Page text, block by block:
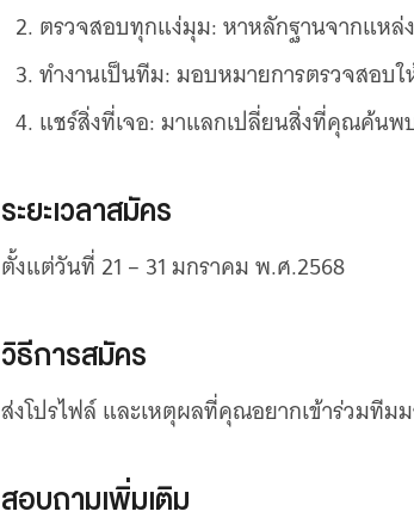
ตรวจสอบทุกแง่มุม: หาหลักฐานจากแหล่
ทำงานเป็นทีม: มอบหมายการตรวจสอบ
แชร์สิ่งที่เจอ: มาแลกเปลี่ยนสิ่งที่คุณค้นพ
ระยะเวลาสมัคร
ตั้งแต่วันที่ 21 – 31 มกราคม พ.ศ.2568
วิธีการสมัคร
ส่งโปรไฟล์ และเหตุผลที่คุณอยากเข้าร่วมทีม
สอบถามเพิ่มเติม